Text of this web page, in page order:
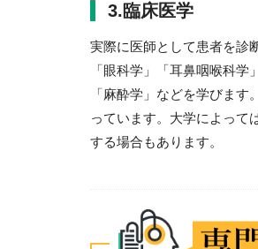
3.臨床医学
実際に医師として患者を診
「眼科学」「耳鼻咽喉科
「麻酔学」などを学びま
っています。大学によって
する場合もあります。